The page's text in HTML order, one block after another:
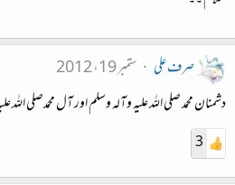
صرف علی
ستمبر 19، 2012
دشمنان محمد صلی اللہ علیہ وآلہ وسلم اور آل محمدصلی اللہ
3